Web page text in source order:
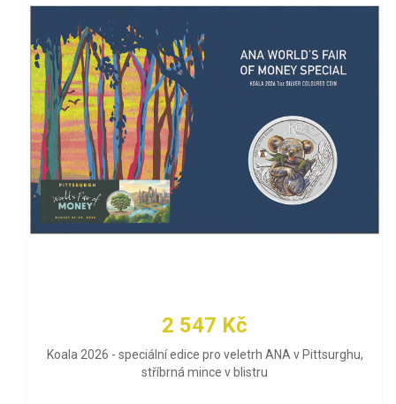
2 547 Kč
Koala 2026 - speciální edice pro veletrh ANA v Pittsurghu,
stříbrná mince v blistru